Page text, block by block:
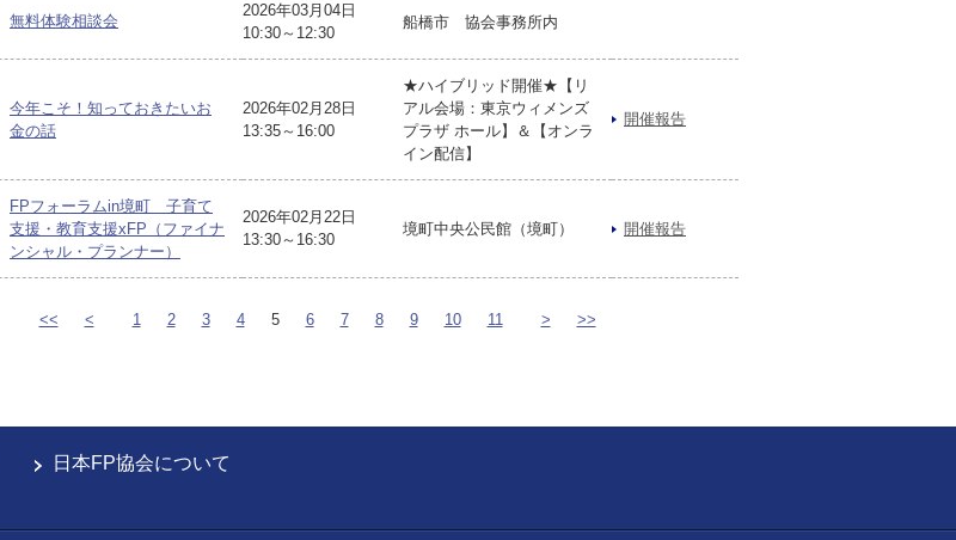
無料体験相談会
2026年03月04日
10:30～12:30
船橋市 協会事務所内
今年こそ！知っておきたいお
金の話
2026年02月28日
13:35～16:00
★ハイブリッド開催★【リ
アル会場：東京ウィメンズ
プラザ ホール】＆【オンラ
イン配信】
開催報告
FPフォーラムin境町 子育て
支援・教育支援xFP（ファイナ
ンシャル・プランナー）
2026年02月22日
13:30～16:30
境町中央公民館（境町） 開催報告
<< < 1 2 3 4 5 6 7 8 9 10 11 > >>
日本FP協会について